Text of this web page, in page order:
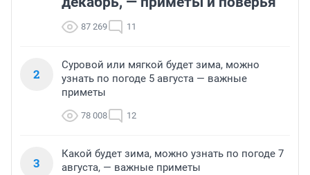
87 269 11
2
Суровой или мягкой будет зима, можно
узнать по погоде 5 августа — важные
приметы
78 008 12
3
Какой будет зима, можно узнать по погоде 7
августа, — важные приметы